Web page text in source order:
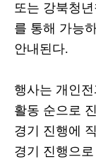
또는 강북청
를 통해 가능
안내된다.
행사는 개인전
활동 순으로
경기 진행에
경기 진행으